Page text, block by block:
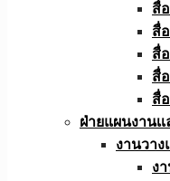
สื่
สื่
สื่
สื่
สื่
ฝ่ายแผนงานเ
งานวาง
ง